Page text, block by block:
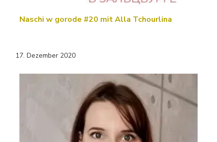
Naschi w gorode #20 mit Alla Tchourlina
17. Dezember 2020